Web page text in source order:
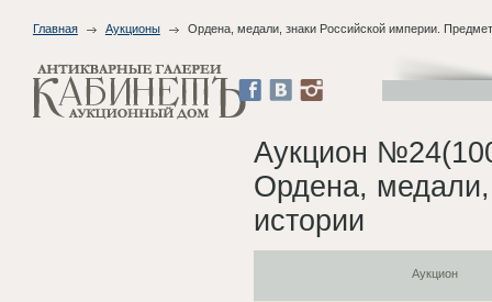
Главная Аукционы Ордена, медали, знаки Российской империи.
Аукцион
Ордена,
истории
Аукцион